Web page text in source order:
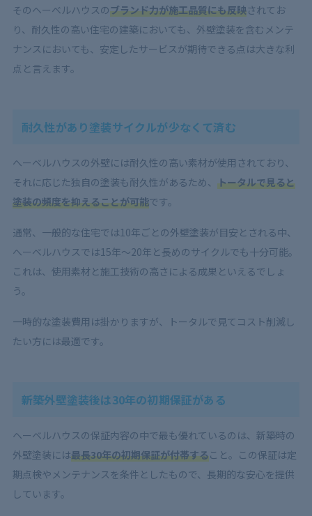
そのヘーベルハウスのブランド力が施工品質にも反映されてお
り、耐久性の高い住宅の建築においても、外壁塗装を含むメンテ
ナンスにおいても、安定したサービスが期待できる点は大きな利
点と言えます。
耐久性があり塗装サイクルが少なくて済む
へーベルハウスの外壁には耐久性の高い素材が使用されており、
それに応じた独自の塗装も耐久性があるため、 トータルで見ると
塗装の頻度を抑えることが可能です。
通常、一般的な住宅では10年ごとの外壁塗装が目安とされる中、
へーベルハウスでは15年〜20年と長めのサイクルでも十分可能。
これは、使用素材と施工技術の高さによる成果といえるでしょ
う。
一時的な塗装費用は掛かりますが、トータルで見てコスト削減し
たい方には最適です。
新築外壁塗装後は30年の初期保証がある
ヘーベルハウスの保証内容の中で最も優れているのは、新築時の
外壁塗装には最長30年の初期保証が付帯すること。この保証は定
期点検やメンテナンスを条件としたもので、長期的な安心を提供
しています。